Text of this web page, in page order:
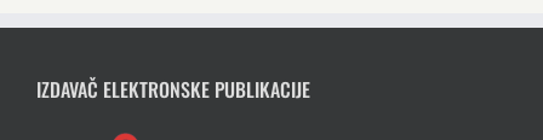
IZDAVAČ ELEKTRONSKE PUBLIKACIJE